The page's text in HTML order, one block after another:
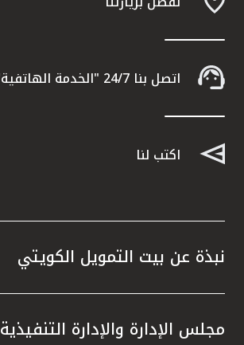
اتصل بنا 24/7 "الخدمة الهاتفية" 1803333
اكتب لنا
نبذة عن بيت التمويل الكويتي
مجلس الإدارة والإدارة التنفيذية